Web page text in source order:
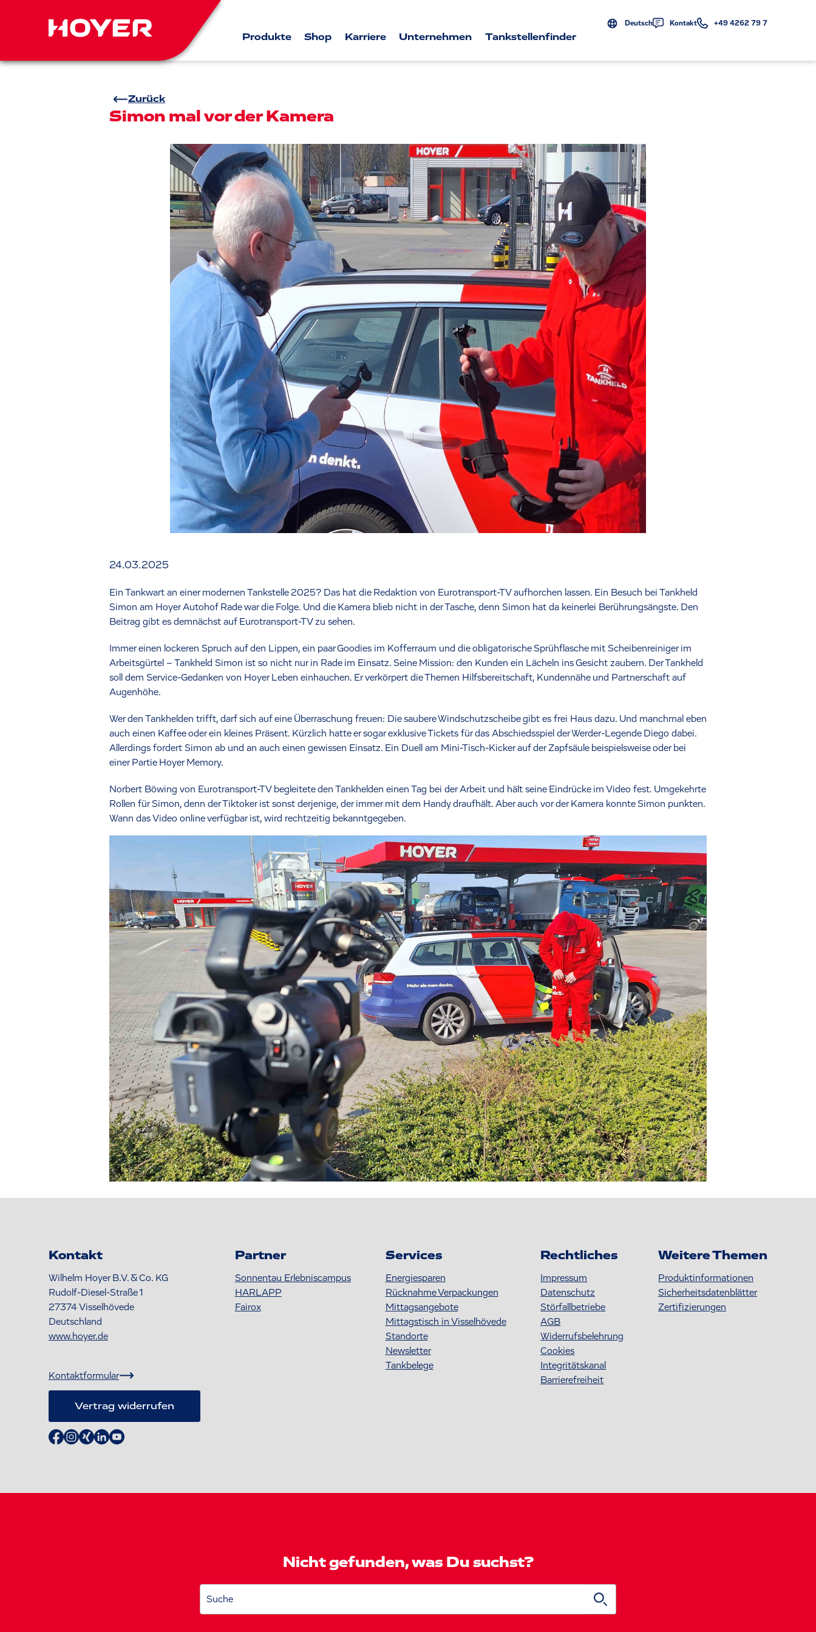
Deutsch Kontakt +49 4262 79 7
Produkte Shop Karriere Unternehmen Tankstellenfinder
Zurück
Simon mal vor der Kamera
24.03.2025
Ein Tankwart an einer modernen Tankstelle 2025? Das hat die Redaktion von Eurotransport-TV aufhorchen lassen. Ein Besuch bei Tankheld
Simon am Hoyer Autohof Rade war die Folge. Und die Kamera blieb nicht in der Tasche, denn Simon hat da keinerlei Berührungsängste. Den
Beitrag gibt es demnächst auf Eurotransport-TV zu sehen.
Immer einen lockeren Spruch auf den Lippen, ein paar Goodies im Kofferraum und die obligatorische Sprühflasche mit Scheibenreiniger im
Arbeitsgürtel – Tankheld Simon ist so nicht nur in Rade im Einsatz. Seine Mission: den Kunden ein Lächeln ins Gesicht zaubern. Der Tankheld
soll dem Service-Gedanken von Hoyer Leben einhauchen. Er verkörpert die Themen Hilfsbereitschaft, Kundennähe und Partnerschaft auf
Augenhöhe.
Wer den Tankhelden trifft, darf sich auf eine Überraschung freuen: Die saubere Windschutzscheibe gibt es frei Haus dazu. Und manchmal eben
auch einen Kaffee oder ein kleines Präsent. Kürzlich hatte er sogar exklusive Tickets für das Abschiedsspiel der Werder-Legende Diego dabei.
Allerdings fordert Simon ab und an auch einen gewissen Einsatz. Ein Duell am Mini-Tisch-Kicker auf der Zapfsäule beispielsweise oder bei
einer Partie Hoyer Memory.
Norbert Böwing von Eurotransport-TV begleitete den Tankhelden einen Tag bei der Arbeit und hält seine Eindrücke im Video fest. Umgekehrte
Rollen für Simon, denn der Tiktoker ist sonst derjenige, der immer mit dem Handy draufhält. Aber auch vor der Kamera konnte Simon punkten.
Wann das Video online verfügbar ist, wird rechtzeitig bekanntgegeben.
Kontakt
Wilhelm Hoyer B.V. & Co. KG
Rudolf-Diesel-Straße 1
27374Visselhövede
Deutschland
www.hoyer.de
Kontaktformular
Vertrag widerrufen
Partner
Sonnentau Erlebniscampus
HARLAPP
Fairox
Services
Energiesparen
Rücknahme Verpackungen
Mittagsangebote
Mittagstisch in Visselhövede
Standorte
Newsletter
Tankbelege
Rechtliches
Impressum
Datenschutz
Störfallbetriebe
AGB
Widerrufsbelehrung
Cookies
Integritätskanal
Barrierefreiheit
Weitere Themen
Produktinformationen
S icherheitsdatenblätter
Zertifizierungen
Nicht gefunden, was Du suchst?
Suche